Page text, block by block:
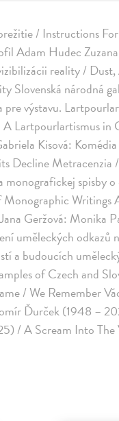
/ Instructions
Adam Hudec
reality /
Slovenská národná
pre výstavu.
Lartpourlartismus
Kisová:
Decline
monografickej spisby
Geržová: Monika
uměleckých odkazů
a budoucích
of Czech and
/ We Remember
Ďurček (1948 –
/ A Scream Into